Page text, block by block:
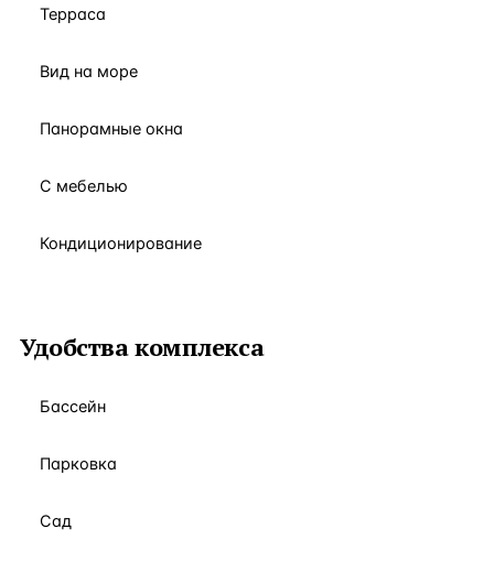
Терраса
Вид на море
Панорамные окна
С мебелью
Кондиционирование
Удобства комплекса
Бассейн
Парковка
Сад